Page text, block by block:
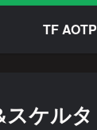
TF AOTP
ケルタ